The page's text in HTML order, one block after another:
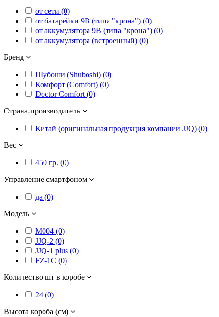
от сети (0)
от батарейки 9В (типа "крона") (0)
от аккумулятора 9В (типа "крона") (0)
от аккумулятора (встроенный) (0)
Бренд
Шубоши (Shuboshi) (0)
Комфорт (Comfort) (0)
Doctor Comfort (0)
Страна-производитель
Китай (оригинальная продукция компании JJQ) (0)
Вес
450 гр. (0)
Управление смартфоном
да (0)
Модель
M004 (0)
JJQ-2 (0)
JJQ-1 plus (0)
FZ-1C (0)
Количество шт в коробе
24 (0)
Высота короба (см)